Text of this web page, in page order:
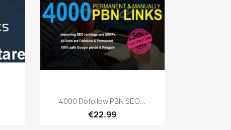
เปิดหน้าต่างย่อ
4000 Dofollow PBN SEO...
€22.99